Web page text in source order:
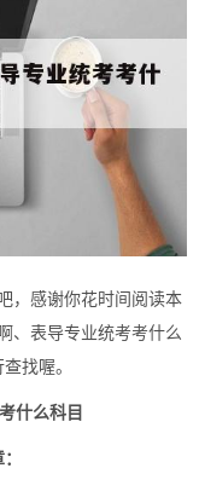
，感谢你花时间阅读本
、表导专业统考考什么
找喔。
什么科目